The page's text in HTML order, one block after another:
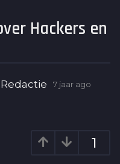
Hackers en
7 jaar ago
a1